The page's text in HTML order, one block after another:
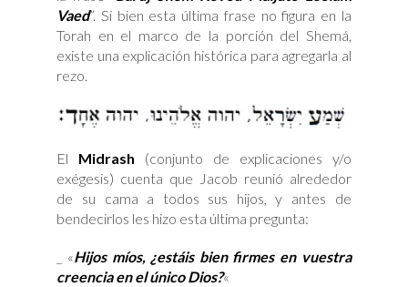
Vaed”. Si bien esta última frase no figura en la
Torah en el marco de la porción del Shemá,
existe una explicación histórica para agregarla al
rezo.
El Midrash (conjunto de explicaciones y/o
exégesis) cuenta que Jacob reunió alrededor
de su cama a todos sus hijos, y antes de
bendecirlos les hizo esta última pregunta:
_ «Hijos míos, ¿estáis bien firmes en vuestra
creencia en el único Dios?«